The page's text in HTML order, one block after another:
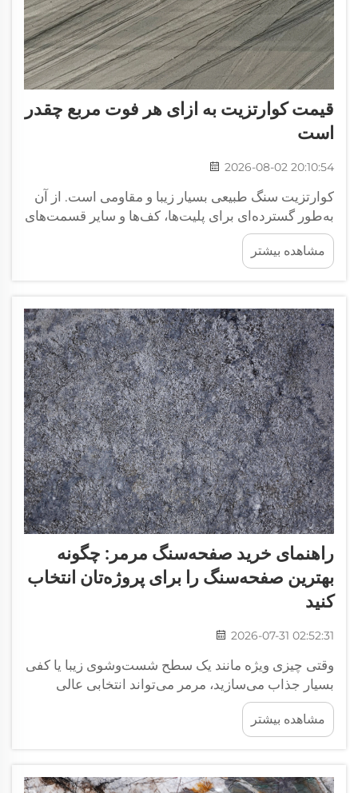
قیمت کوارتزیت به ازای هر فوت مربع چقدر
است
2026-08-02 20:10:54
کوارتزیت سنگ طبیعی بسیار زیبا و مقاومی است. از آن
به‌طور گسترده‌ای برای پلیت‌ها، کف‌ها و سایر قسمت‌های
خانه یا محل کار استفاده می‌شود. مردم کوارتزیت را
دوست دارند، زیرا رنگ‌ها و الگوهای بسیار متنوعی دارد و
بنابراین در طراحی بسیار محبوب است. اما قیمت
مشاهده بیشتر
راهنمای خرید صفحه‌سنگ مرمر: چگونه
بهترین صفحه‌سنگ را برای پروژه‌تان انتخاب
کنید
2026-07-31 02:52:31
وقتی چیزی ویژه مانند یک سطح شست‌وشوی زیبا یا کفی
بسیار جذاب می‌سازید، مرمر می‌تواند انتخابی عالی
باشد. مرمر نوعی سنگ است که در رنگ‌ها و الگوهای
متنوعی یافت می‌شود. بهترین صفحه‌سنگ‌های مرمر به
صورت عمده — یافتن بهترین صفحه‌سنگ‌های مرمر به
مشاهده بیشتر